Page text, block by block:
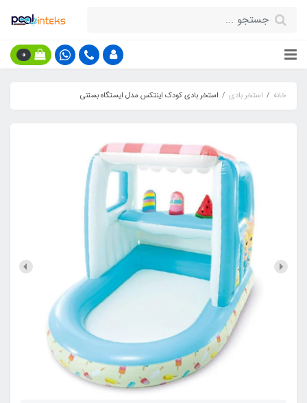
0
خانه استخر بادی استخر بادی کودک اینتکس مدل ایستگاه بستنی